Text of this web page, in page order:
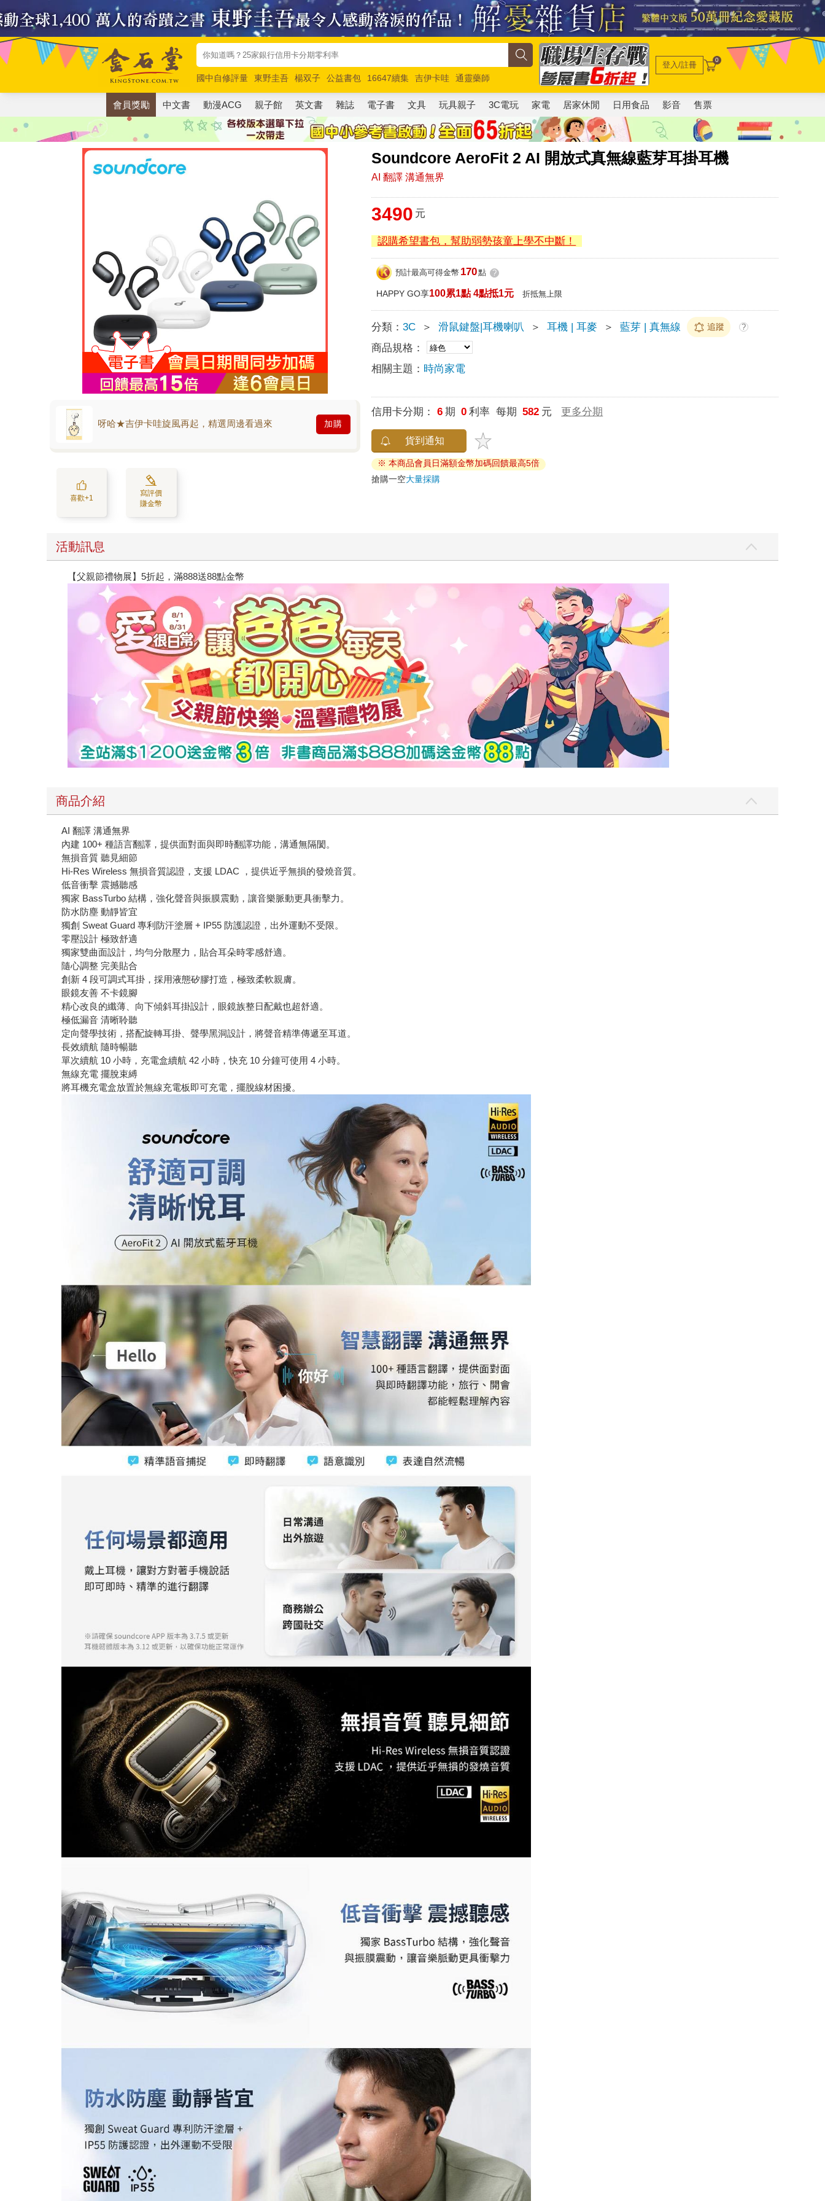
國中自修評量 東野圭吾 楊双子 公益書包 16647續集 吉伊卡哇
通靈藥師
唯紅花綻放
奧德賽 路邊攤新作 馬斯克 玩具總動員5 超慢跑
登入/註冊 0
會員獎勵 中文書 動漫ACG 親子館 英文書 雜誌 電子書 文具 玩具親子 3C電玩 家電 居家休閒 日用食品 影音 售票
Soundcore AeroFit 2 AI 開放式真無線藍芽耳掛耳機
AI 翻譯 溝通無界
呀哈★吉伊卡哇旋風再起，精選周邊看過來 加購
喜歡+1
寫評價
賺金幣
3490 元
認購希望書包，幫助弱勢孩童上學不中斷！
預計最高可得金幣 170點 ?
HAPPY GO享100累1點 4點抵1元 折抵無上限
分類：3C ＞ 滑鼠鍵盤|耳機喇叭 ＞ 耳機 | 耳麥 ＞ 藍芽 | 真無線 追蹤 ?
商品規格：
相關主題： 時尚家電
信用卡分期： 6 期 0 利率 每期 582 元 更多分期
貨到通知
※ 本商品會員日滿額金幣加碼回饋最高5倍
搶購一空大量採購
活動訊息
【父親節禮物展】5折起，滿888送88點金幣
商品介紹
AI 翻譯 溝通無界
內建 100+ 種語言翻譯，提供面對面與即時翻譯功能，溝通無隔閡。
無損音質 聽見細節
Hi-Res Wireless 無損音質認證，支援 LDAC ，提供近乎無損的發燒音質。
低音衝擊 震撼聽感
獨家 BassTurbo 結構，強化聲音與振膜震動，讓音樂脈動更具衝擊力。
防水防塵 動靜皆宜
獨創 Sweat Guard 專利防汗塗層 + IP55 防護認證，出外運動不受限。
零壓設計 極致舒適
獨家雙曲面設計，均勻分散壓力，貼合耳朵時零感舒適。
隨心調整 完美貼合
創新 4 段可調式耳掛，採用液態矽膠打造，極致柔軟親膚。
眼鏡友善 不卡鏡腳
精心改良的纖薄、向下傾斜耳掛設計，眼鏡族整日配戴也超舒適。
極低漏音 清晰聆聽
定向聲學技術，搭配旋轉耳掛、聲學黑洞設計，將聲音精準傳遞至耳道。
長效續航 隨時暢聽
單次續航 10 小時，充電盒續航 42 小時，快充 10 分鐘可使用 4 小時。
無線充電 擺脫束縛
將耳機充電盒放置於無線充電板即可充電，擺脫線材困擾。